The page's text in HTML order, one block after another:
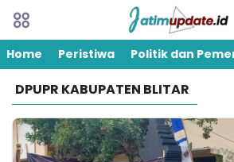
Home Peristiwa Politik dan
DPUPR KABUPATEN BLITAR